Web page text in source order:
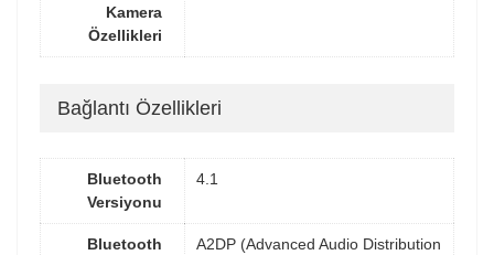
Kamera
Özellikleri
Bağlantı Özellikleri
Bluetooth
Versiyonu
4.1
Bluetooth
A2DP (Advanced Audio Distribution